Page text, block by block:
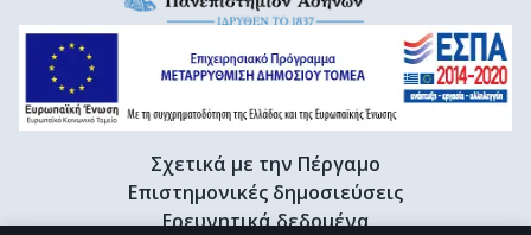
Σχετικά με την Πέργαμο
Επιστημονικές δημοσιεύσεις
Ερευνητικά δεδομένα